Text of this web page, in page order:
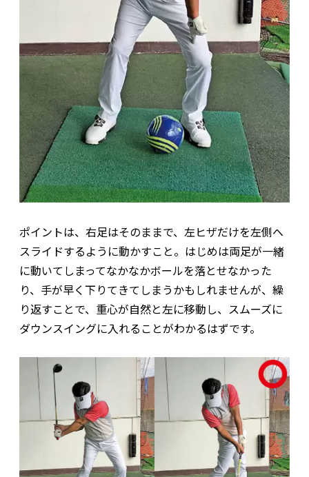
ポイントは、右足はそのままで、左ヒザだけを左側へ
スライドするように動かすこと。はじめは両足が一緒
に動いてしまってなかなかボールを落とせなかった
り、手が早く下りてきてしまうかもしれませんが、繰
り返すことで、重心が自然と左に移動し、スムーズに
ダウンスイングに入れることがわかるはずです。